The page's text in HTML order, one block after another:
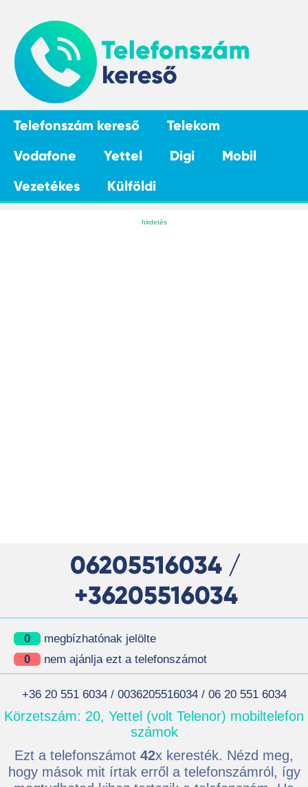
Telefonszám kereső
Telekom
Vodafone
Yettel Digi
Mobil
Vezetékes
Külföldi
06205516034 /
+36205516034
0
megbízhatónak jelölte
0
nem ajánlja ezt a telefonszámot
+36 20 551 6034 / 0036205516034 / 06 20 551 6034
Körzetszám: 20, Yettel (volt Telenor) mobiltelefon
számok
Ezt a telefonszámot 42x keresték. Nézd meg,
hogy mások mit írtak erről a telefonszámról, így